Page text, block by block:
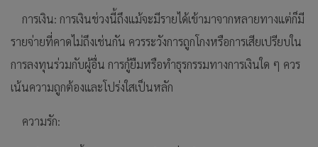
การเงิน: การเงินช่วงนี้ถึงแม้จะมีรายได้เข้ามาจากหลายทางแต่ก็มี
รายจ่ายที่คาดไม่ถึงเช่นกัน ควรระวังการถูกโกงหรือการเสียเปรียบใน
การลงทุนร่วมกับผู้อื่น การกู้ยืมหรือทำธุรกรรมทางการเงินใด ๆ ควร
เน้นความถูกต้องและโปร่งใสเป็นหลัก
ความรัก: